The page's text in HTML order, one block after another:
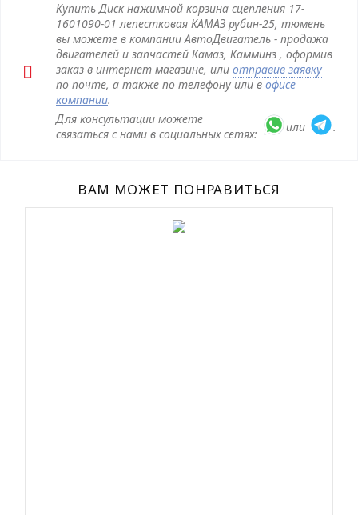
Купить Диск нажимной корзина сцепления 17-
1601090-01 лепестковая КАМАЗ рубин-25, тюмень
вы можете в компании АвтоДвигатель - продажа
двигателей и запчастей Камаз, Камминз , оформив
заказ в интернет магазине, или отправив заявку
по почте, а также по телефону или в офисе
компании.
Для консультации можете
связаться с нами в социальных сетях:
или .
ВАМ МОЖЕТ ПОНРАВИТЬСЯ